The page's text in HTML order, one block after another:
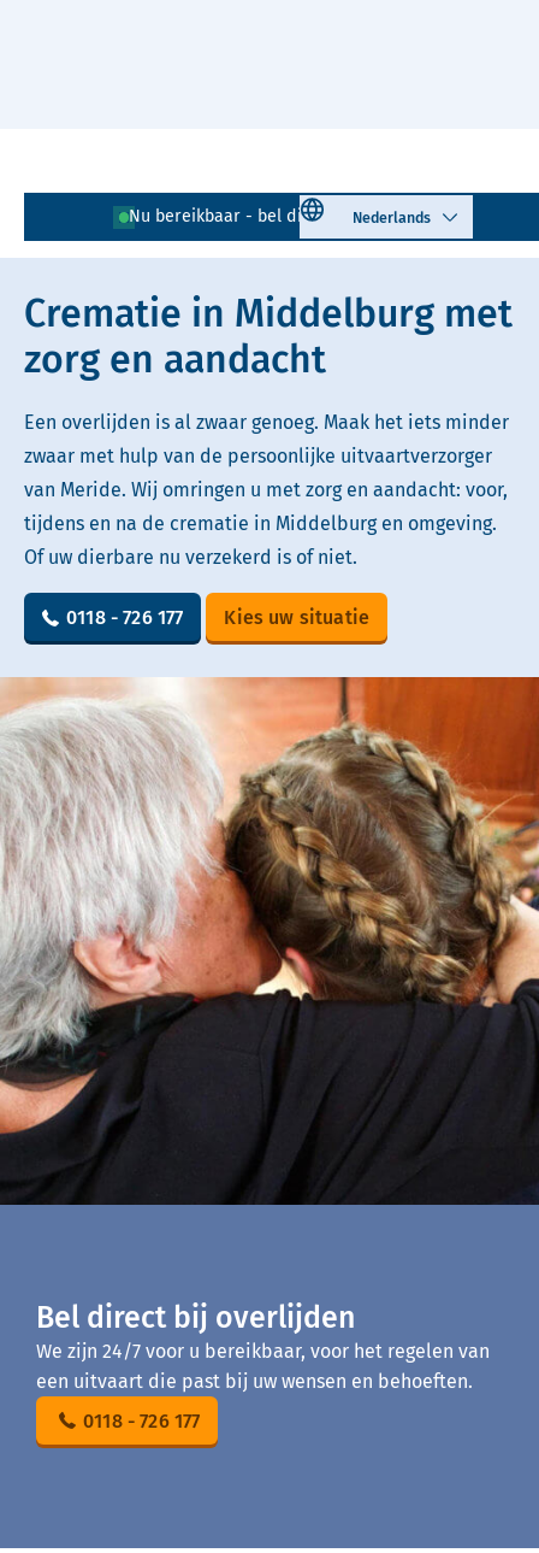
Nu bereikbaar - bel direct! 0118 - 726 177
Select language
Lees voor Uitleg woorden
Simpele tekst
Crematie in Middelburg met
zorg en aandacht
Een overlijden is al zwaar genoeg. Maak het iets minder
zwaar met hulp van de persoonlijke uitvaartverzorger
van Meride. Wij omringen u met zorg en aandacht: voor,
tijdens en na de crematie in Middelburg en omgeving.
Of uw dierbare nu verzekerd is of niet.
0118 - 726 177 Kies uw situatie
Bel direct bij overlijden
We zijn 24/7 voor u bereikbaar, voor het regelen van
een uitvaart die past bij uw wensen en behoeften.
0118 - 726 177